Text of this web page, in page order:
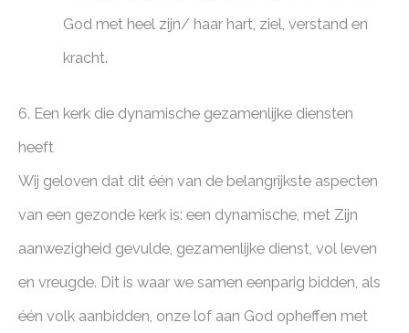
God met heel zijn/ haar hart, ziel, verstand en
kracht.
6. Een kerk die dynamische gezamenlijke diensten
heeft
Wij geloven dat dit één van de belangrijkste aspecten
van een gezonde kerk is: een dynamische, met Zijn
aanwezigheid gevulde, gezamenlijke dienst, vol leven
en vreugde. Dit is waar we samen eenparig bidden, als
één volk aanbidden, onze lof aan God opheffen met